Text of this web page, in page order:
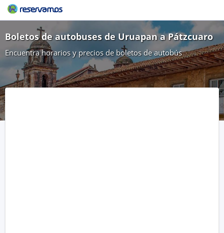
Boletos de autobuses de Uruapan a Pátzcuaro
Encuentra horarios y precios de boletos de autobús